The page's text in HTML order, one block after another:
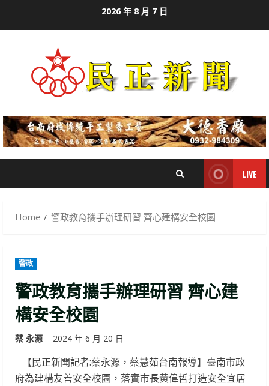
2026 年 8 月 7 日
LIVE
Home 警政教育攜手辦理研習 齊心建構安全校園
警政
警政教育攜手辦理研習 齊心建
構安全校園
蔡 永源 2024 年 6 月 20 日
【民正新聞記者:蔡永源，蔡慧茹台南報導】臺南市政
府為建構友善安全校園，落實市長黃偉哲打造安全宜居